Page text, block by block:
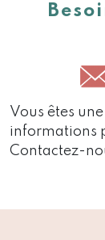
Vous êtes
informations
Contactez-